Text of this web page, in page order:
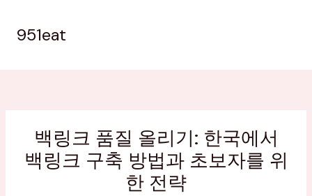
951eat
백링크 품질 올리기: 한국에서
백링크 구축 방법과 초보자를 위
한 전략